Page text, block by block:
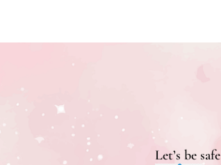
Let’s be safe